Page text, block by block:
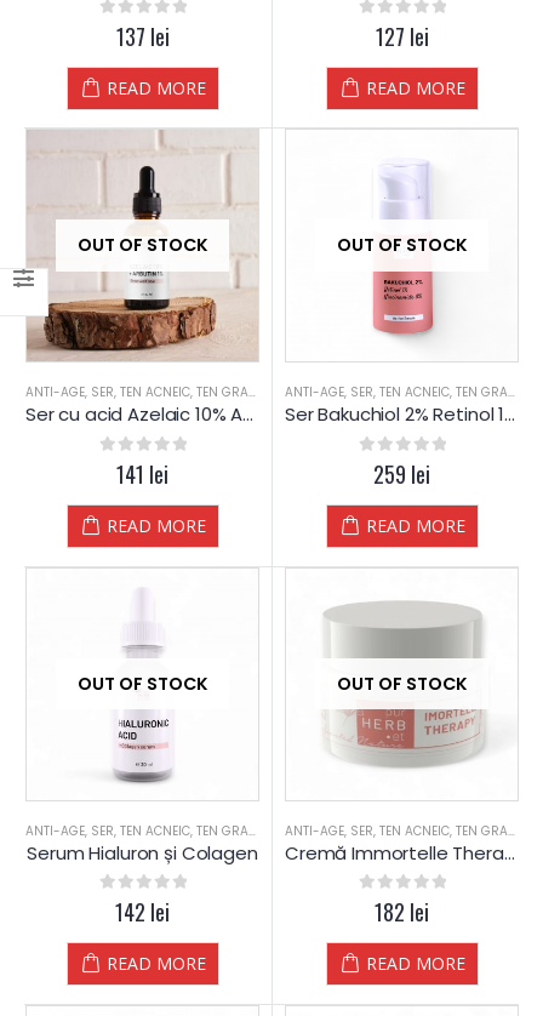
out of 5
137 lei
READ MORE
out of 5
127 lei
READ MORE
OUT OF STOCK
ANTI-AGE, SER, TEN ACNEIC, TEN GRAS TEN MATUR,TEN NORMAL
Ser cu acid Azelaic 10% Arbutină 1% si extract de Ginco biloba
out of 5
141 lei
READ MORE
OUT OF STOCK
ANTI-AGE, SER, TEN ACNEIC, TEN GRAS
Ser Bakuchiol 2% Retinol 1% Niacinamide 8% Active serum
out of 5
259 lei
READ MORE
OUT OF STOCK
ANTI-AGE, SER, TEN ACNEIC, TEN GRAS TEN MATUR,TEN NORMAL
Serum Hialuron și Colagen
out of 5
142 lei
READ MORE
OUT OF STOCK
ANTI-AGE, SER, TEN ACNEIC, TEN GRAS
Cremă Immortelle Therapy (Helichrysum italicum)
out of 5
182 lei
READ MORE